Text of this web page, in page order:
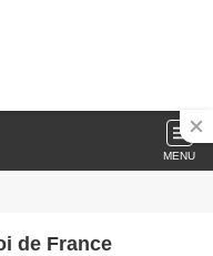
MENU
de France